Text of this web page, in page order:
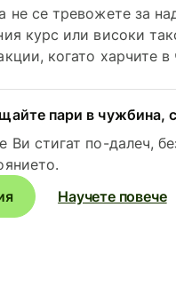
не се тревожете за
курс или високи
когато харчите
пари в чужбина,
Ви стигат по-далеч,
Научете повече